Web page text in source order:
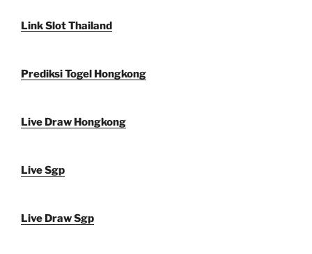
Link Slot Thailand
Prediksi Togel Hongkong
Live Draw Hongkong
Live Sgp
Live Draw Sgp